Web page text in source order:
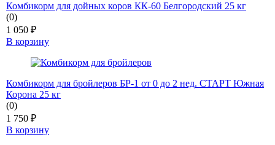
Комбикорм для дойных коров КК-60 Белгородский 25 кг
(0)
1 050 ₽
В корзину
Комбикорм для бройлеров БР-1 от 0 до 2 нед. СТАРТ Южная
Корона 25 кг
(0)
1 750 ₽
В корзину